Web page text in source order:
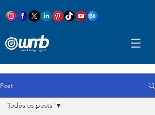
Post
Todos os posts